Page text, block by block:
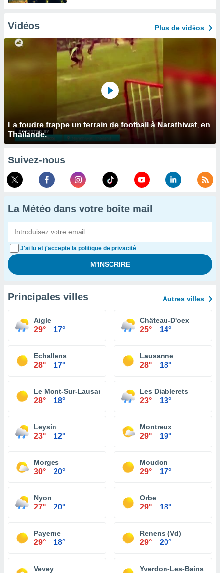
Vidéos Plus de vidéos
La foudre frappe un terrain de football à Narathiwat, en
Thaïlande.
Suivez-nous
La Météo dans votre boîte mail
J'ai lu et j'accepte la politique de privacité
Principales villes Autres villes
Aigle
29° 17°
Château-D'oex
25° 14°
Echallens
28° 17°
Lausanne
28° 18°
Le Mont-Sur-Lausanne
28° 18°
Les Diablerets
23° 13°
Leysin
23° 12°
Montreux
29° 19°
Morges
30° 20°
Moudon
29° 17°
Nyon
27° 20°
Orbe
29° 18°
Payerne
29° 18°
Renens (Vd)
29° 20°
Vevey Yverdon-Les-Bains